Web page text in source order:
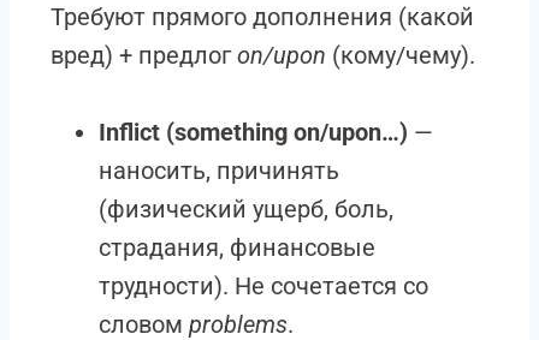
Требуют прямого дополнения (какой
вред) + предлогon/upon (кому/чему).
Inflict (something on/upon…) —
наносить, причинять
(физический ущерб, боль,
страдания, финансовые
трудности). Не сочетается со
словом problems.